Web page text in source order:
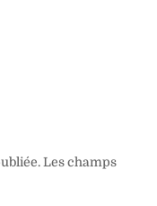
Les champs